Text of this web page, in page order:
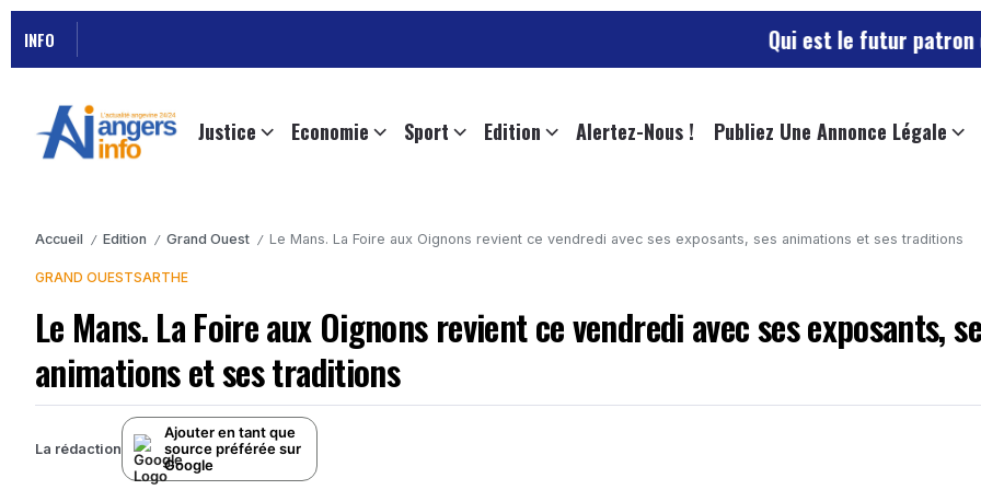
INFO Qui est le futur patron des
Justice Economie Sport Edition Alertez-Nous ! Publiez Une Annonce Légale
Accueil / Edition / Grand Ouest / Le Mans. La Foire aux Oignons revient ce vendredi avec ses exposants, ses animations et ses traditions
GRAND OUESTSARTHE
Le Mans. La Foire aux Oignons revient ce vendredi avec ses exposants,
animations et ses traditions
La rédaction
Ajouter en tant que
source préférée sur
Google